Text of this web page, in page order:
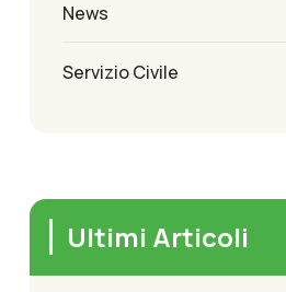
News
Servizio Civile
Ultimi Articoli